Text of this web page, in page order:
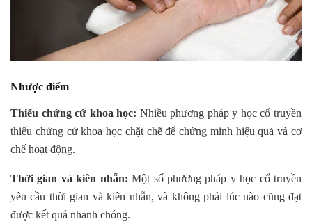
Nhược điểm
Thiếu chứng cứ khoa học: Nhiều phương pháp y học cổ truyền
thiếu chứng cứ khoa học chặt chẽ để chứng minh hiệu quả và cơ
chế hoạt động.
Thời gian và kiên nhẫn:Một số phương pháp y học cổ truyền
yêu cầu thời gian và kiên nhẫn, và không phải lúc nào cũng đạt
được kết quả nhanh chóng.